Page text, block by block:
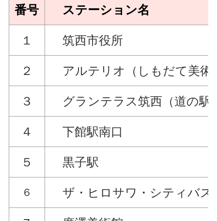
番号 ステーション名
１ 筑西市役所
２ アルテリオ（しもだて美術
３ グランテラス筑西（道の駅
４ 下館駅南口
５ 黒子駅
６ ザ・ヒロサワ・シティバス